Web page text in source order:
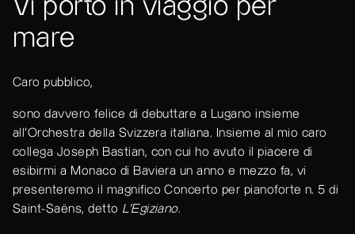
Vi porto in viaggio per
mare
Caro pubblico,
sono davvero felice di debuttare a Lugano insieme
all'Orchestra della Svizzera italiana. Insieme al mio caro
collega Joseph Bastian, con cui ho avuto il piacere di
esibirmi a Monaco di Baviera un anno e mezzo fa, vi
presenteremo il magnifico Concerto per pianoforte n. 5 di
Saint-Saëns, detto L’Egiziano.